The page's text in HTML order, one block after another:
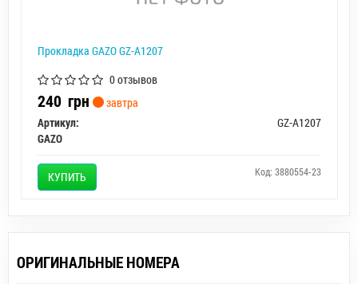
Прокладка GAZO GZ-A1207
0 отзывов
240 грн
завтра
Артикул:
GZ-A1207
GAZO
КУПИТЬ Код: 3880554-23
ОРИГИНАЛЬНЫЕ НОМЕРА